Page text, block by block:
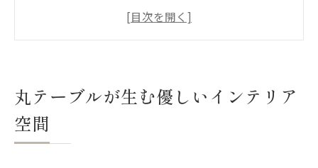
丸い形がもたらす柔らかな空間の秘密
角のない形で家族の距離が縮まる理由
比較
丸テーブルが生む優しいインテリア
空間